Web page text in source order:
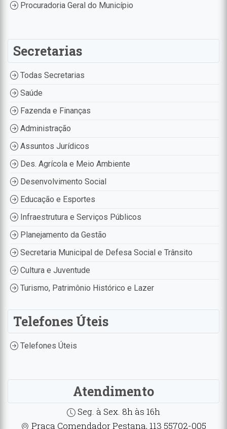
Procuradoria Geral do Município
Secretarias
Todas Secretarias
Saúde
Fazenda e Finanças
Administração
Assuntos Jurídicos
Des. Agrícola e Meio Ambiente
Desenvolvimento Social
Educação e Esportes
Infraestrutura e Serviços Públicos
Planejamento da Gestão
Secretaria Municipal de Defesa Social e Trânsito
Cultura e Juventude
Turismo, Patrimônio Histórico e Lazer
Telefones Úteis
Telefones Úteis
Atendimento
Seg. à Sex. 8h às 16h
Praça Comendador Pestana, 113 55702-005